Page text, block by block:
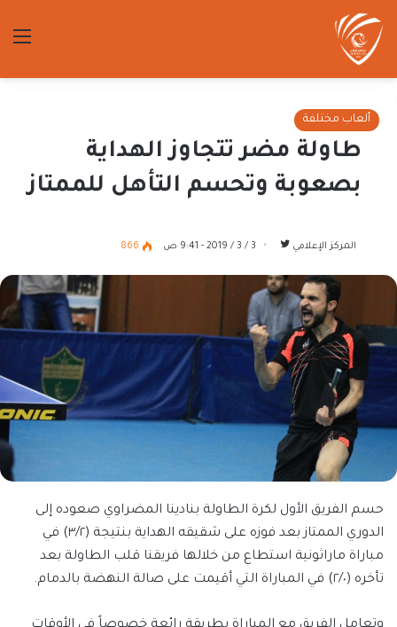
ألعاب مختلفة
طاولة مضر تتجاوز الهداية
بصعوبة وتحسم التأهل للممتاز
المركز الإعلامي
تابع
تويتر
3 / 3 / 2019 - 9:41 ص 866
حسم الفريق الأول لكرة الطاولة بنادينا المضراوي صعوده إلى
الدوري الممتاز بعد فوزه على شقيقه الهداية بنتيجة (٣/٢) في
مباراة ماراثونية استطاع من خلالها فريقنا قلب الطاولة بعد
تأخره (٢/٠) في المباراة التي أقيمت على صالة النهضة بالدمام.